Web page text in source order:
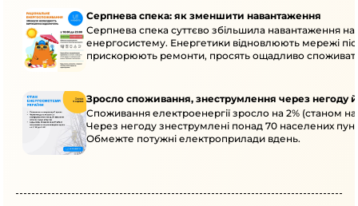
Серпнева спека: як зменшити навантаження
Серпнева спека суттєво збільшила навантаження на
енергосистему. Енергетики відновлюють мережі
прискорюють ремонти, просять ощадливо
Зросло споживання, знеструмлення через негоду
Споживання електроенергії зросло на 2% (станом на
Через негоду знеструмлені понад 70 населених
Обмежте потужні електроприлади вдень.